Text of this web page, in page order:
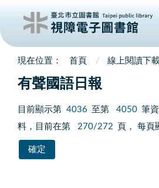
首頁 線上閱讀下
有聲國語日報
目前顯示第 4036 至第 4050 筆
料，目前在第
270/272 頁， 每頁